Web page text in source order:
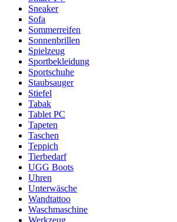
Sneaker
Sofa
Sommerreifen
Sonnenbrillen
Spielzeug
Sportbekleidung
Sportschuhe
Staubsauger
Stiefel
Tabak
Tablet PC
Tapeten
Taschen
Teppich
Tierbedarf
UGG Boots
Uhren
Unterwäsche
Wandtattoo
Waschmaschine
Werkzeug